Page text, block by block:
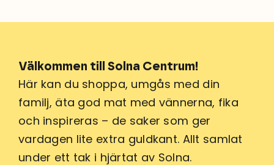
Välkommen till Solna Centrum!
Här kan du shoppa, umgås med din
familj, äta god mat med vännerna, fika
och inspireras – de saker som ger
vardagen lite extra guldkant. Allt samlat
under ett tak i hjärtat av Solna.